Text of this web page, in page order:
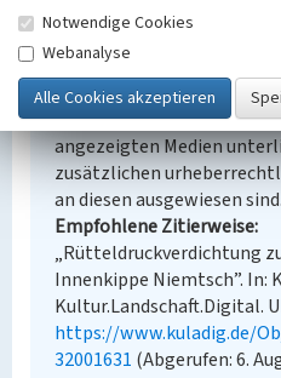
Empfohlene Zitierweise
Urheberrechtlicher Hinweis
Der hier präsentierte
Lizenz dl-by-de/2.0
angezeigten Medien
zusätzlichen
an diesen ausgewiesen sind.
Empfohlene Zitierweise
„Rütteldruckverdichtung
Innenkippe Niemtsch”. In:
Kultur.Landschaft.Digital.
https://www.kuladig.de/
32001631 (Abgerufen: 6.
Notwendige Cookies
Webanalyse